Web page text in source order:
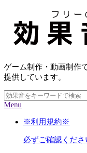
ゲーム制作・動画制作
提供しています。
Menu
※利用規約※
必ずご確認くださ